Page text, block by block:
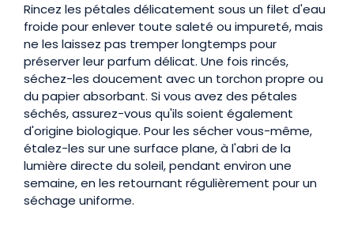
Rincez les pétales délicatement sous un filet d'eau
froide pour enlever toute saleté ou impureté, mais
ne les laissez pas tremper longtemps pour
préserver leur parfum délicat. Une fois rincés,
séchez-les doucement avec un torchon propre ou
du papier absorbant. Si vous avez des pétales
séchés, assurez-vous qu'ils soient également
d'origine biologique. Pour les sécher vous-même,
étalez-les sur une surface plane, à l'abri de la
lumière directe du soleil, pendant environ une
semaine, en les retournant régulièrement pour un
séchage uniforme.